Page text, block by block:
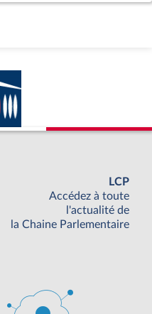
LCP
Accédez à toute
l'actualité de
la Chaine Parlementaire